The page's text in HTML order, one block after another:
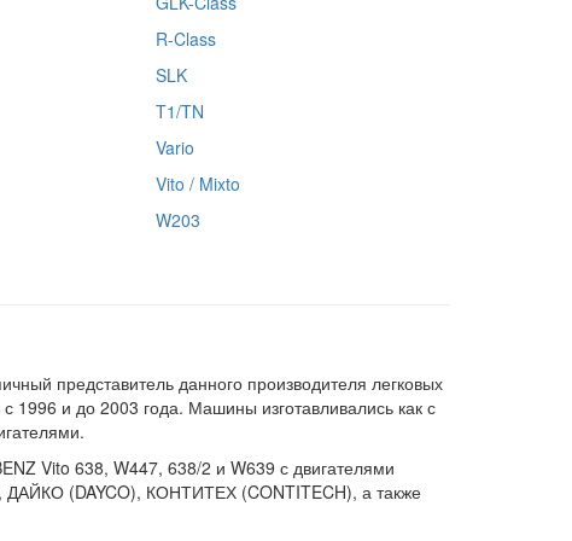
R-Class
SLK
T1/TN
Vario
Vito / Mixto
W203
представитель данного производителя легковых
и до 2003 года. Машины изготавливались как с
Vito 638, W447, 638/2 и W639 с двигателями
ДАЙКО (DAYCO), КОНТИТЕХ (CONTITECH), а также